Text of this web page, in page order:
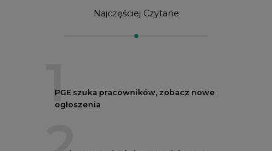
Najczęściej Czytane
1
PGE szuka pracowników, zobacz nowe
ogłoszenia